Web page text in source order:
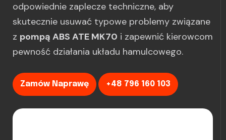
odpowiednie zaplecze techniczne, aby
skutecznie usuwać typowe problemy związane
z pompą ABS ATE MK70 i zapewnić kierowcom
pewność działania układu hamulcowego.
Zamów Naprawę +48 796 160 103